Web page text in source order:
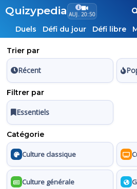
Quizypedia AUJ. 20:50
Duels
Défi du jour Défi libre
Trier par
Récent
Filtrer par
Essentiels
Catégorie
Culture classique
Culture générale